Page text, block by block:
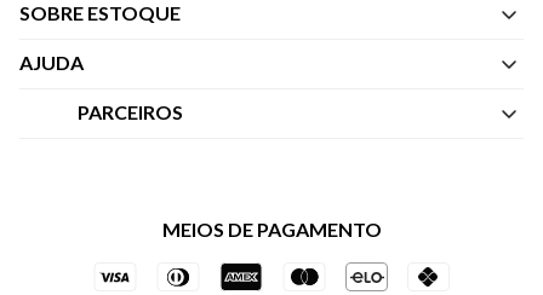
SOBRE ESTOQUE
Quem Somos
AJUDA
Central de Atendimento
Trocas e Devoluções
PARCEIROS
Vai de Visa
Azul Fidelidade
MEIOS DE PAGAMENTO